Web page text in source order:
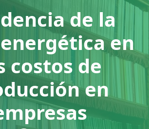
de la
en
costos de
en